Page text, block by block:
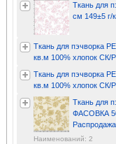
Ткань для
см 149±5 г/
Ткань для пэчворка
кв.м 100% хлопок СК/
Ткань для пэчворка
кв.м 100% хлопок СК/
Ткань для
ФАСОВКА
Распродажа
Наименований: 2